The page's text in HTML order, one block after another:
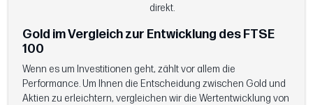
direkt.
Gold im Vergleich zur Entwicklung des FTSE
100
Wenn es um Investitionen geht, zählt vor allem die
Performance. Um Ihnen die Entscheidung zwischen Gold und
Aktien zu erleichtern, vergleichen wir die Wertentwicklung von